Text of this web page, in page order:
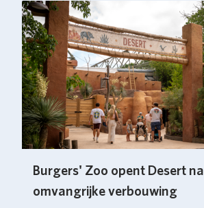
Burgers' Zoo opent Desert na
omvangrijke verbouwing